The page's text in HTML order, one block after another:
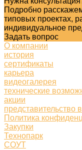
Подробно
типовых проектах,
индивидуальное
Задать вопрос
О компании
история
сертификаты
карьера
видеогалерея
технические
акции
представительство
Политика
Закупки
Технопарк
СОУТ